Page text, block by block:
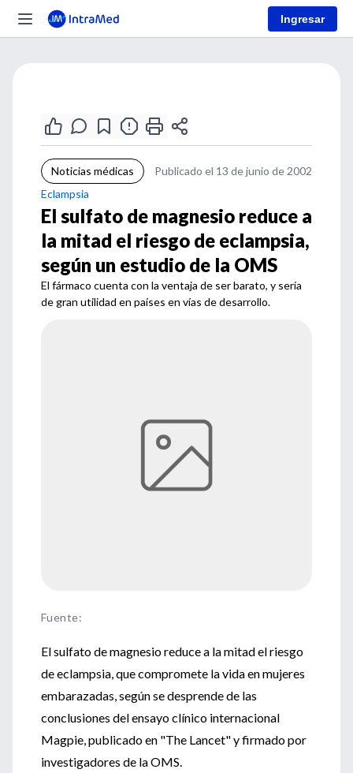
Ingresar
Noticias médicas
Publicado el 13 de junio de 2002
Eclampsia
El sulfato de magnesio reduce a
la mitad el riesgo de eclampsia,
según un estudio de la OMS
El fármaco cuenta con la ventaja de ser barato, y sería
de gran utilidad en países en vías de desarrollo.
Fuente:
El sulfato de magnesio reduce a la mitad el riesgo
de eclampsia, que compromete la vida en mujeres
embarazadas, según se desprende de las
conclusiones del ensayo clínico internacional
Magpie, publicado en "The Lancet" y firmado por
investigadores de la OMS.